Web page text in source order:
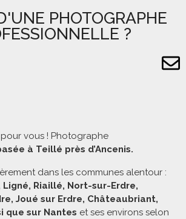
PHOTOGRAPHE
?
vous ! Photographe
à Teillé près d’Ancenis.
dans les communes alentour :
Ligné, Riaillé, Nort-sur-Erdre,
Joué sur Erdre, Châteaubriant,
que sur Nantes et ses environs selon